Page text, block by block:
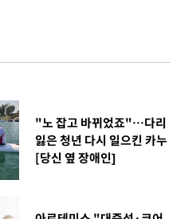
"노 잡고 바뀌었죠"…다리
잃은 청년 다시 일으킨 카누
[당신 옆 장애인]